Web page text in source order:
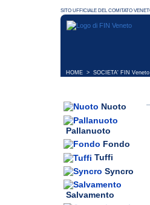
HOME > SOCIETA' FIN Veneto
Nuoto
Pallanuoto
Fondo
Tuffi
Syncro
Salvamento